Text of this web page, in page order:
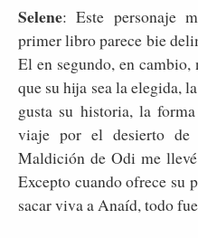
Selene: Este personaje
primer libro parece bie
El en segundo, en
que su hija sea la elegida,
gusta su historia, la
viaje por el desierto
Maldición de Odi me
Excepto cuando ofrece su
sacar viva a Anaíd, todo